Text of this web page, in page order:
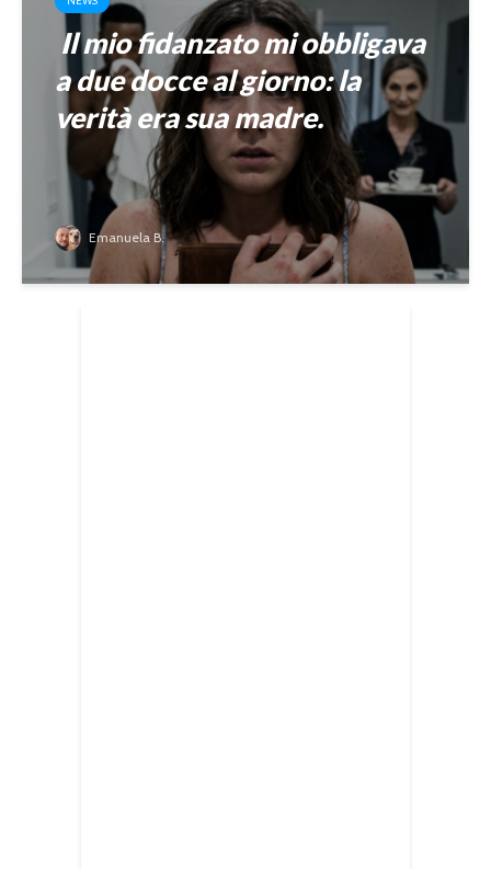
Il mio fidanzato mi obbligava
a due docce al giorno: la
verità era sua madre.
Emanuela B.